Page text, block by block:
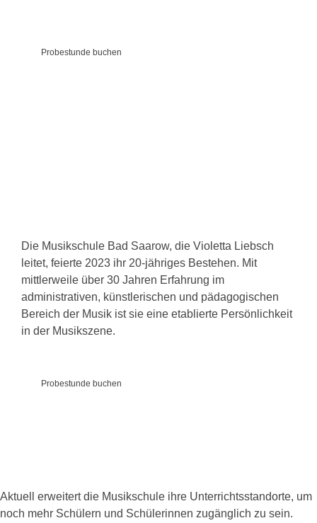
Probestunde buchen
Die Musikschule Bad Saarow, die Violetta Liebsch
leitet, feierte 2023 ihr 20-jähriges Bestehen. Mit
mittlerweile über 30 Jahren Erfahrung im
administrativen, künstlerischen und pädagogischen
Bereich der Musik ist sie eine etablierte Persönlichkeit
in der Musikszene.
Probestunde buchen
Aktuell erweitert die Musikschule ihre Unterrichtsstandorte, um
noch mehr Schülern und Schülerinnen zugänglich zu sein.